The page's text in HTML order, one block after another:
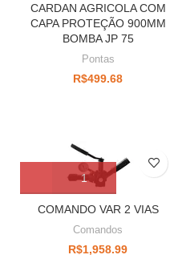
CARDAN AGRICOLA COM
CAPA PROTEÇÃO 900MM
BOMBA JP 75
Pontas
R$499.68
COMANDO VAR 2 VIAS
Comandos
R$1,958.99